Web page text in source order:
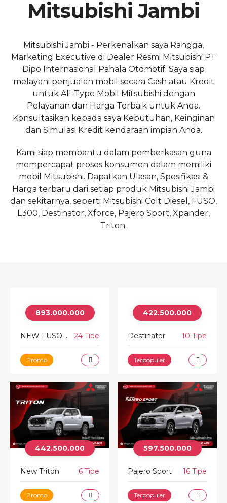
Mitsubishi Jambi
Mitsubishi Jambi - Perkenalkan saya Rangga,
Marketing Executive di Dealer Resmi Mitsubishi PT
Dipo Internasional Pahala Otomotif. Saya siap
melayani penjualan mobil secara Cash atau Kredit
untuk All-Type Mobil Mitsubishi dengan
Pelayanan dan Harga Terbaik untuk Anda.
Konsultasikan kepada saya Kebutuhan, Keinginan
dan Simulasi Kredit kendaraan impian Anda.
Kami siap membantu dalam pemberkasan guna
mempercapat proses konsumen dalam memiliki
mobil Mitsubishi. Dapatkan Ulasan, Spesifikasi &
Harga terbaru dari setiap produk Mitsubishi Jambi
dan sekitarnya, seperti Mitsubishi Colt Diesel, FUSO,
L300, Destinator, Xforce, Pajero Sport, Xpander,
Triton.
893.000.000
NEW FUSO FIGHTER 24 Tipe
Promo
422.500.000
Destinator 10 Tipe
Terpopuler
442.500.000
New Triton 6 Tipe
Promo
597.500.000
Pajero Sport 16 Tipe
Terpopuler